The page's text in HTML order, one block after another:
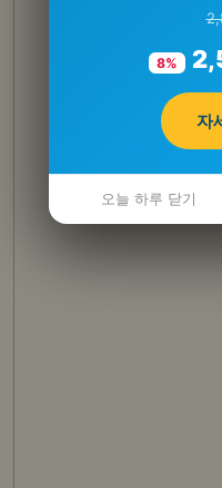
56%
자
오늘 하루 닫기
8%
자
오늘 하루 닫기